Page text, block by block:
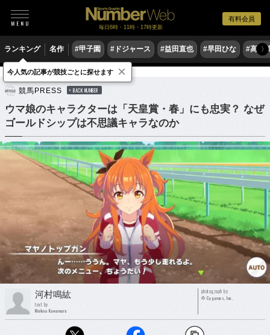
有料会員
毎日6時・11時・17時更新
ランキング 名作 #甲子園 #ドジャース #益田直也 #早田ひな #高木
〉
競馬
競馬PRESS BACK NUMBER
ウマ娘のキャラクターは「天皇賞・春」にも忠実？ なぜ
ゴールドシップは不思議キャラなのか
河村鳴紘
text by
Meikou Kawamura
photograph by
© Cygames, Inc.
今人気の記事が競技ごとに探せます ×